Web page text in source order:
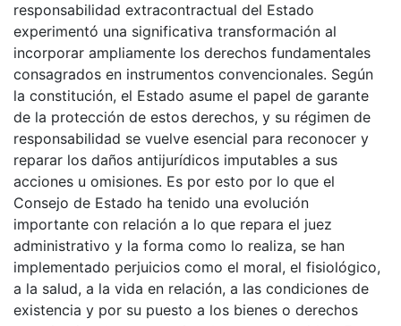
responsabilidad extracontractual del Estado
experimentó una significativa transformación al
incorporar ampliamente los derechos fundamentales
consagrados en instrumentos convencionales. Según
la constitución, el Estado asume el papel de garante
de la protección de estos derechos, y su régimen de
responsabilidad se vuelve esencial para reconocer y
reparar los daños antijurídicos imputables a sus
acciones u omisiones. Es por esto por lo que el
Consejo de Estado ha tenido una evolución
importante con relación a lo que repara el juez
administrativo y la forma como lo realiza, se han
implementado perjuicios como el moral, el fisiológico,
a la salud, a la vida en relación, a las condiciones de
existencia y por su puesto a los bienes o derechos